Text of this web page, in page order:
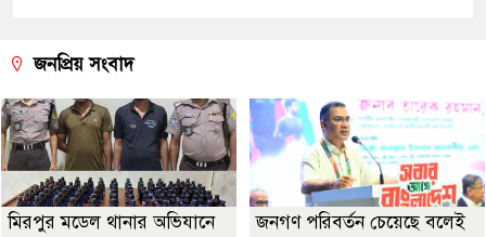
জনপ্রিয় সংবাদ
মিরপুর মডেল থানার অভিযানে
জনগণ পরিবর্তন চেয়েছে বলেই